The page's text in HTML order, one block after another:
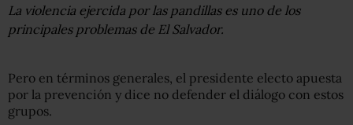
La violencia ejercida por las pandillas es uno de los
principales problemas de El Salvador.
Pero en términos generales, el presidente electo apuesta
por la prevención y dice no defender el diálogo con estos
grupos.